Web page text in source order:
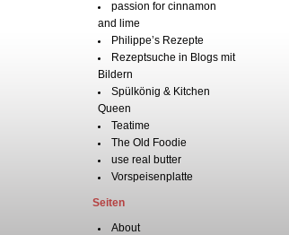
passion for cinnamon
and lime
Philippe’s Rezepte
Rezeptsuche in Blogs mit
Bildern
Spülkönig & Kitchen
Queen
Teatime
The Old Foodie
use real butter
Vorspeisenplatte
Seiten
About